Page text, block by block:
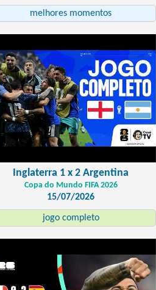
melhores momentos
Inglaterra 1 x 2 Argentina
Copa do Mundo FIFA 2026
15/07/2026
jogo completo